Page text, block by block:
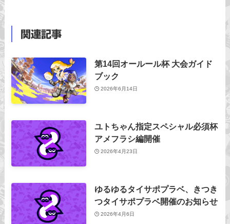
関連記事
第14回オールール杯 大会ガイド
ブック
2026年6月14日
ユトちゃん指定スペシャル必須杯
アメフラシ編開催
2026年4月23日
ゆるゆるタイサポプラベ、きつき
つタイサポプラベ開催のお知らせ
2026年4月6日